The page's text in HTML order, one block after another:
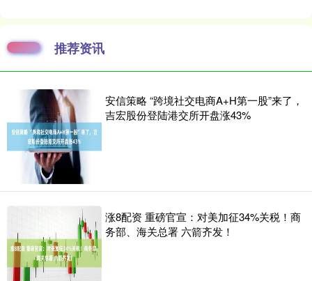
推荐资讯
安信策略 “跨境社交电商A+H第一股”来了，
吉宏股份登陆港交所开盘涨43%
涨8配资 重磅官宣：对美加征34%关税！商
务部、海关总署 六箭齐发！